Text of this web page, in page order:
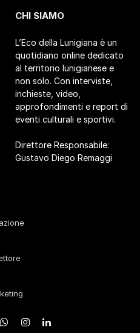
CHI SIAMO
L’Eco della Lunigiana è un
quotidiano online dedicato
al territorio lunigianese e
non solo. Con interviste,
inchieste, video,
approfondimenti e report di
eventi culturali e sportivi.
Direttore Responsabile:
Gustavo Diego Remaggi
WhatsApp
Instagram
LinkedIn